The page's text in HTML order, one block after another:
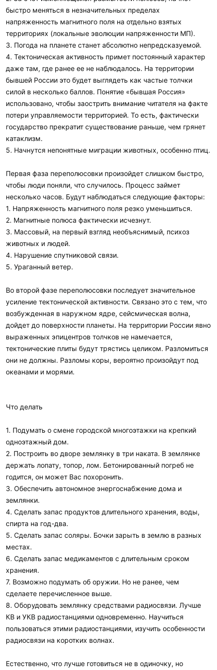
быстро меняться в незначительных пределах
напряженность магнитного поля на отдельно взятых
территориях (локальные эволюции напряженности МП).
3. Погода на планете станет абсолютно непредсказуемой.
4. Тектоническая активность примет постоянный характер
даже там, где ранее ее не наблюдалось. На территории
бывшей России это будет выглядеть как частые толчки
силой в несколько баллов. Понятие «бывшая Россия»
использовано, чтобы заострить внимание читателя на факте
потери управляемости территорией. То есть, фактически
государство прекратит существование раньше, чем грянет
катаклизм.
5. Начнутся непонятные миграции животных, особенно птиц.
Первая фаза переполюсовки произойдет слишком быстро,
чтобы люди поняли, что случилось. Процесс займет
несколько часов. Будут наблюдаться следующие факторы:
1. Напряженность магнитного поля резко уменьшиться.
2. Магнитные полюса фактически исчезнут.
3. Массовый, на первый взгляд необъяснимый, психоз
животных и людей.
4. Нарушение спутниковой связи.
5. Ураганный ветер.
Во второй фазе переполюсовки последует значительное
усиление тектонической активности. Связано это с тем, что
возбужденная в наружном ядре, сейсмическая волна,
дойдет до поверхности планеты. На территории России явно
выраженных эпицентров толчков не намечается,
тектонические плиты будут трястись целиком. Разломиться
они не должны. Разломы коры, вероятно произойдут под
океанами и морями.
Что делать
1. Подумать о смене городской многоэтажки на крепкий
одноэтажный дом.
2. Построить во дворе землянку в три наката. В землянке
держать лопату, топор, лом. Бетонированный погреб не
годится, он может Вас похоронить.
3. Обеспечить автономное энергоснабжение дома и
землянки.
4. Сделать запас продуктов длительного хранения, воды,
спирта на год-два.
5. Сделать запас соляры. Бочки зарыть в землю в разных
местах.
6. Сделать запас медикаментов с длительным сроком
хранения.
7. Возможно подумать об оружии. Но не ранее, чем
сделаете перечисленное выше.
8. Оборудовать землянку средствами радиосвязи. Лучше
КВ и УКВ радиостанциями одновременно. Научиться
пользоваться этими радиостанциями, изучить особенности
радиосвязи на коротких волнах.
Естественно, что лучше готовиться не в одиночку, но